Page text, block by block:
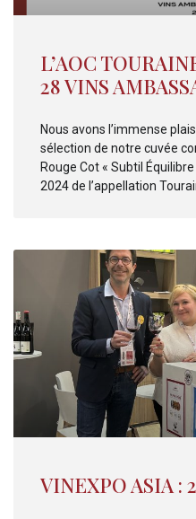
L’AOC
28 VINS
Nous avons l’immense
sélection de notre cuvée
Rouge Cot « Subtil
2024 de l’appellation
VINEXPO ASIA :